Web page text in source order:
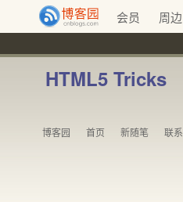
会员 周边
HTML5 Tricks
博客园 首页 新随笔 联系